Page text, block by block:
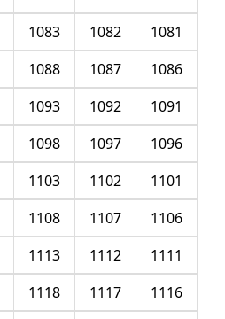
1081
1082
1083
1086
1087
1088
1091
1092
1093
1096
1097
1098
1101
1102
1103
1106
1107
1108
1111
1112
1113
1116
1117
1118